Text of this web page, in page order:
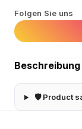
Folgen Sie uns
Beschreibung
🛡 Product